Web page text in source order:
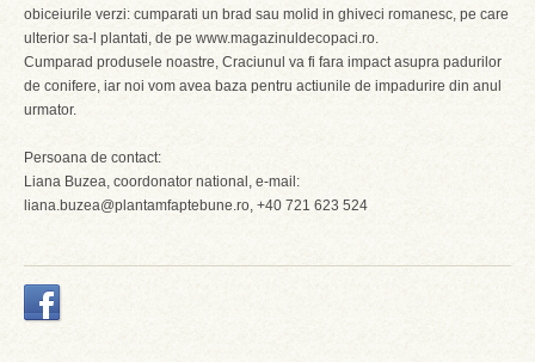
obiceiurile verzi: cumparati un brad sau molid in ghiveci romanesc, pe care
ulterior sa-l plantati, de pe www.magazinuldecopaci.ro.
Cumparad produsele noastre, Craciunul va fi fara impact asupra padurilor
de conifere, iar noi vom avea baza pentru actiunile de impadurire din anul
urmator.
Persoana de contact:
Liana Buzea, coordonator national, e-mail:
liana.buzea@plantamfaptebune.ro, +40 721 623 524